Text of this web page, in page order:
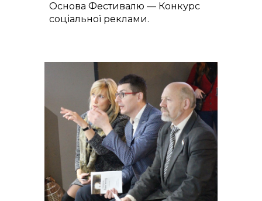
ОсноваФестивалю— Конкурс
соціальної реклами.